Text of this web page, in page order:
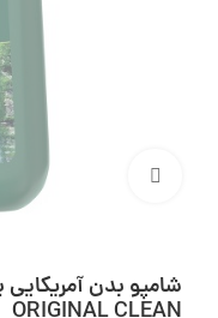
بزرگنمایی تصویر